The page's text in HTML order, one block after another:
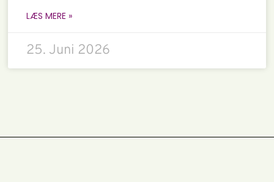
LÆS MERE »
25. Juni 2026